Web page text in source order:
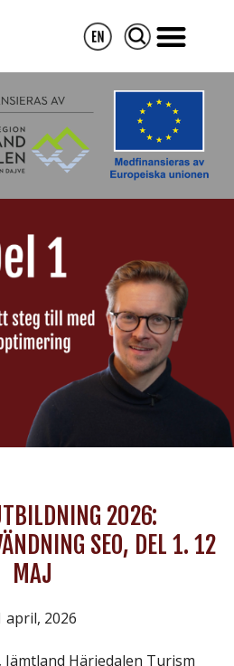
2026:
SEO, DEL 1. 12
MAJ
april, 2026
Jämtland Härjedalen Turism